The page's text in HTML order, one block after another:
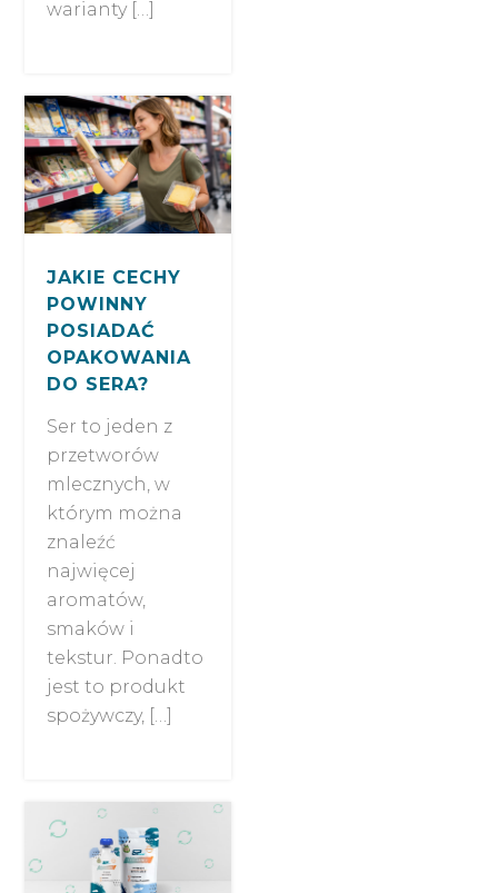
warianty […]
JAKIE CECHY
POWINNY
POSIADAĆ
OPAKOWANIA
DO SERA?
Ser to jeden z
przetworów
mlecznych, w
którym można
znaleźć
najwięcej
aromatów,
smaków i
tekstur. Ponadto
jest to produkt
spożywczy, […]